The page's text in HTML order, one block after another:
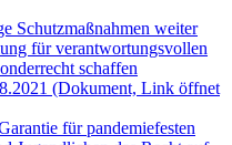
Schutzmaßnahmen weiter
für verantwortungsvollen
schaffen
(Dokument, Link öffnet
für pandemiefesten